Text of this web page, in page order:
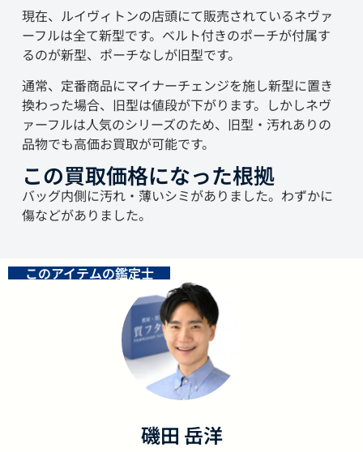
現在、ルイヴィトンの店頭にて販売されているネヴァ
ーフルは全て新型です。ベルト付きのポーチが付属す
るのが新型、ポーチなしが旧型です。
通常、定番商品にマイナーチェンジを施し新型に置き
換わった場合、旧型は値段が下がります。しかしネヴ
ァーフルは人気のシリーズのため、旧型・汚れありの
品物でも高価お買取が可能です。
この買取価格になった根拠
バッグ内側に汚れ・薄いシミがありました。わずかに
傷などがありました。
このアイテムの鑑定士
磯田 岳洋